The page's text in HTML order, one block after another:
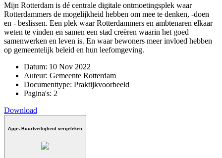
Mijn Rotterdam is dé centrale digitale ontmoetingsplek waar
Rotterdammers de mogelijkheid hebben om mee te denken, -doen
en - beslissen. Een plek waar Rotterdammers en ambtenaren elkaar
weten te vinden en samen een stad creëren waarin het goed
samenwerken en leven is. En waar bewoners meer invloed hebben
op gemeentelijk beleid en hun leefomgeving.
Datum: 10 Nov 2022
Auteur: Gemeente Rotterdam
Documenttype: Praktijkvoorbeeld
Pagina's: 2
Download
Apps Buurtveiligheid vergeleken